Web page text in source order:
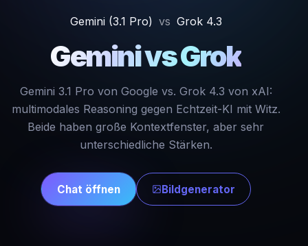
Gemini (3.1 Pro) vs Grok 4.3
Gemini vs Grok
Gemini 3.1 Pro von Google vs. Grok 4.3 von xAI:
multimodales Reasoning gegen Echtzeit-KI mit Witz.
Beide haben große Kontextfenster, aber sehr
unterschiedliche Stärken.
Chat öffnen Bildgenerator